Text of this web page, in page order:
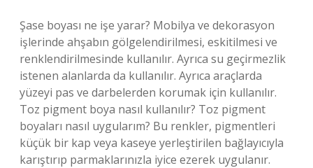
Şase boyası ne işe yarar? Mobilya ve dekorasyon
işlerinde ahşabın gölgelendirilmesi, eskitilmesi ve
renklendirilmesinde kullanılır. Ayrıca su geçirmezlik
istenen alanlarda da kullanılır. Ayrıca araçlarda
yüzeyi pas ve darbelerden korumak için kullanılır.
Toz pigment boya nasıl kullanılır? Toz pigment
boyaları nasıl uygularım? Bu renkler, pigmentleri
küçük bir kap veya kaseye yerleştirilen bağlayıcıyla
karıştırıp parmaklarınızla iyice ezerek uygulanır.